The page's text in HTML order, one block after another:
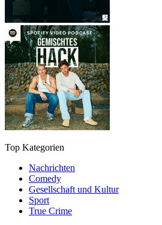
Top Kategorien
Nachrichten
Comedy
Gesellschaft und Kultur
Sport
True Crime